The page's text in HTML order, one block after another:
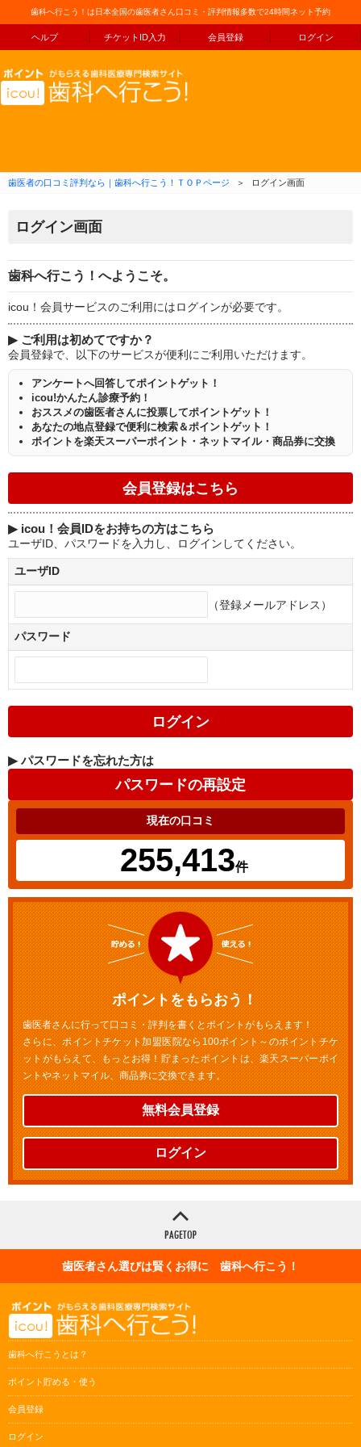
歯科へ行こう！は日本全国の歯医者さん口コミ・評判情報多数で24時間ネット予約
ヘルプ チケットID入力 会員登録 ログイン
コンテンツへ移動
歯医者の口コミ評判なら｜歯科へ行こう！ＴＯＰページ ＞ ログイン画面
ログイン画面
歯科へ行こう！へようこそ。
icou！会員サービスのご利用にはログインが必要です。
▶ ご利用は初めてですか？
会員登録で、以下のサービスが便利にご利用いただけます。
アンケートへ回答してポイントゲット！
icou!かんたん診療予約！
おススメの歯医者さんに投票してポイントゲット！
あなたの地点登録で便利に検索＆ポイントゲット！
ポイントを楽天スーパーポイント・ネットマイル・商品券に交換
▶ icou！会員IDをお持ちの方はこちら
ユーザID、パスワードを入力し、ログインしてください。
ユーザID
（登録メールアドレス）
パスワード
▶ パスワードを忘れた方は
現在の口コミ
255,413件
ポイントをもらおう！
歯医者さんに行って口コミ・評判を書くとポイントがもらえます！
さらに、ポイントチケット加盟医院なら100ポイント～のポイントチケ
ットがもらえて、もっとお得！貯まったポイントは、楽天スーパーポイ
ントやネットマイル、商品券に交換できます。
無料会員登録
ログイン
歯医者さん選びは賢くお得に 歯科へ行こう！
歯科へ行こうとは？
ポイント貯める・使う
会員登録
ログイン